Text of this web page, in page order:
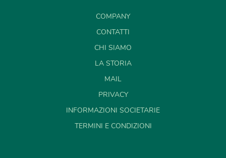
COMPANY
CONTATTI
CHI SIAMO
LA STORIA
MAIL
PRIVACY
INFORMAZIONI SOCIETARIE
TERMINI E CONDIZIONI